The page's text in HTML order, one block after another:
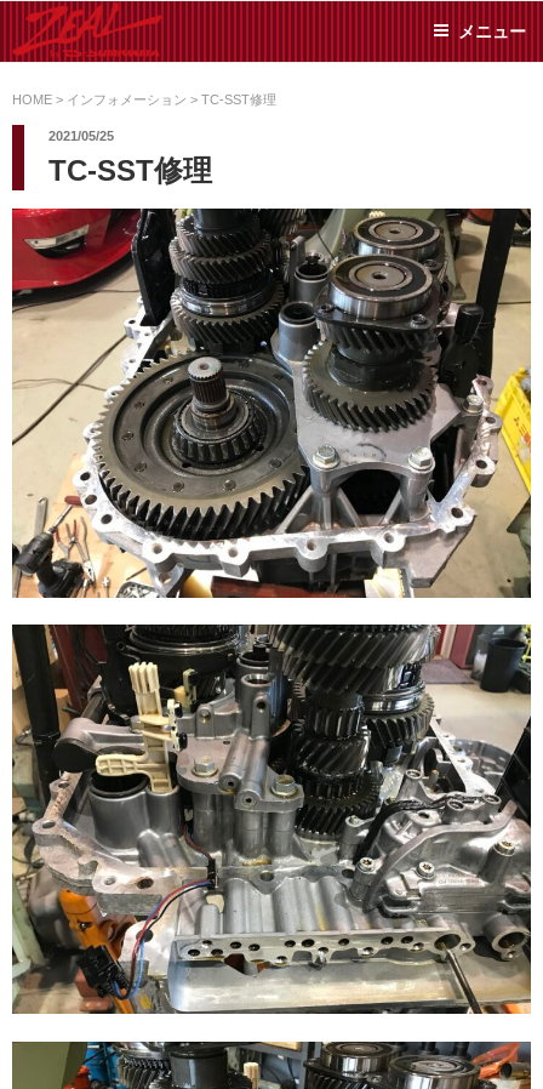
ン
ツ
ス
キ
SUMIYAMA
た日常メンテから各種チ
ューニングまで、車に関
リーでお任せください!
メニュー
HOME > インフォメーション > TC-SST修理
2021/05/25
TC-SST修理